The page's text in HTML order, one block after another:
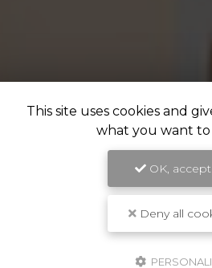
This site uses cookies and
what you want to
OK, accept
Deny all